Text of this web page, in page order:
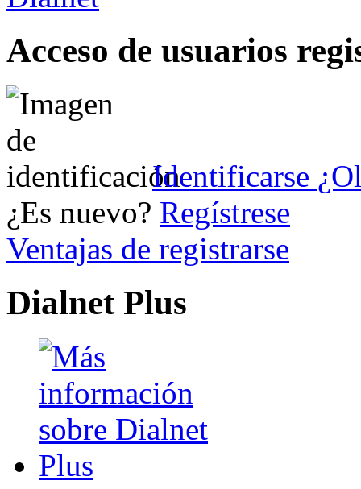
Acceso de usuarios
Identificarse
¿Es nuevo? Regístrese
Ventajas de registrarse
Dialnet Plus